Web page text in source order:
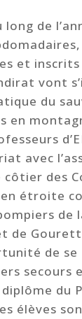
de
et inscrits
vont
du
en
avec
côtier des
étroite
de
de
de
secours
du
élèves